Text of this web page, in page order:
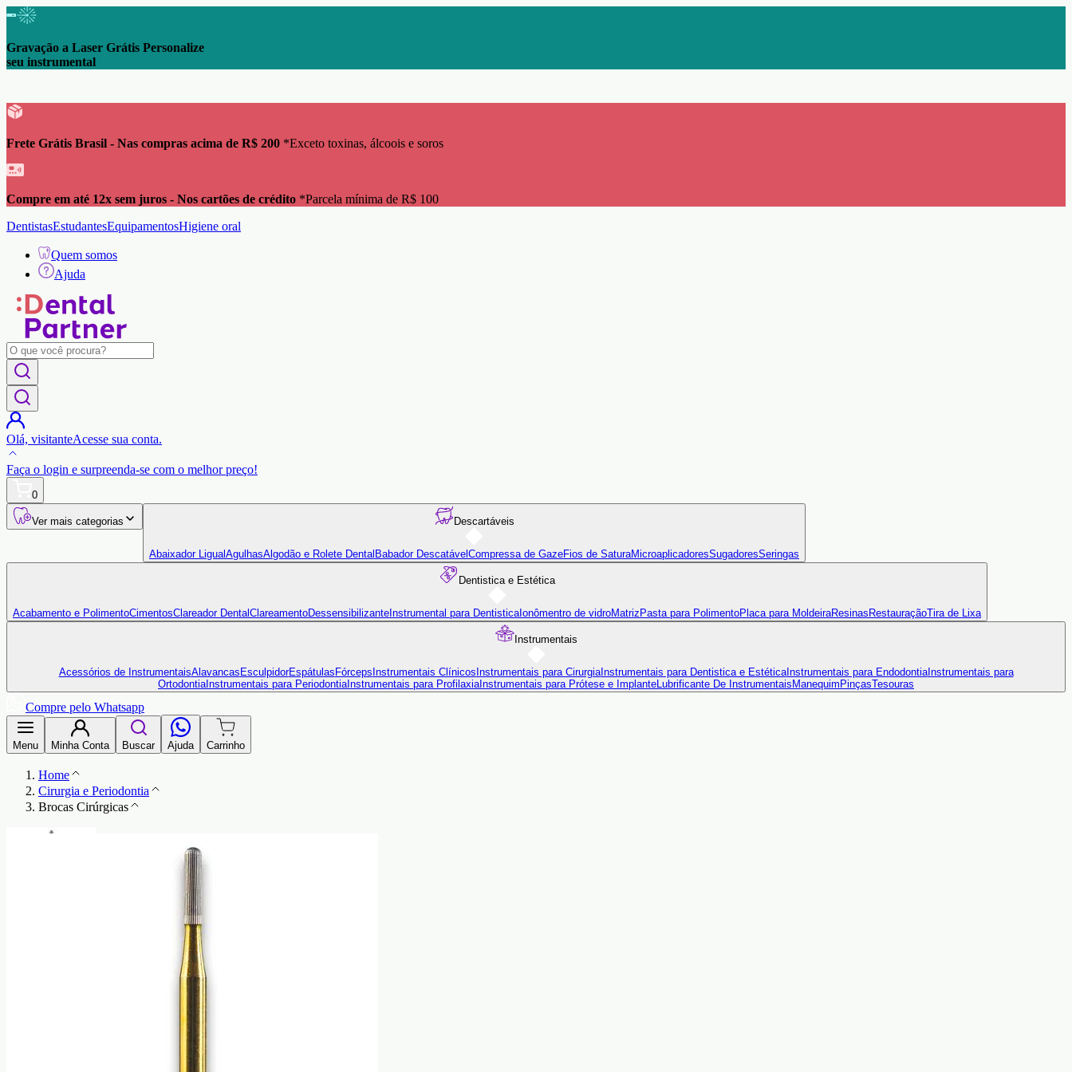
Gravação a Laser Grátis Personalize
seu instrumental
Frete Grátis Brasil - Nas compras acima de R$ 200 *Exceto toxinas, álcoois e soros
Compre em até 12x sem juros - Nos cartões de crédito *Parcela mínima de R$ 100
DentistasEstudantesEquipamentosHigiene oral
Quem somos
Ajuda
Olá, visitanteAcesse sua conta.
Faça o login e surpreenda-se com o melhor preço!
0
Ver mais categorias Descartáveis
Abaixador Ligual AgulhasAlgodão e Rolete Dental Babador Descatável Compressa de GazeFios de SaturaMicroaplicadoresSugadoresSeringas
Dentistica e Estética
Acabamento e PolimentoCimentosClareador Dental ClareamentoDessensibilizante Instrumental para Dentistica Ionômentro de vidroMatriz Pasta para PolimentoPlaca para MoldeiraResinas RestauraçãoTira de Lixa
Instrumentais
Acessórios de InstrumentaisAlavancas EsculpidorEspátulas Fórceps Instrumentais Clínicos Instrumentais para CirurgiaInstrumentais para Dentistica e EstéticaInstrumentais para EndodontiaInstrumentais para
Ortodontia Instrumentais para Periodontia Instrumentais para Profilaxia Instrumentais para Prótese e Implante Lubrificante De Instrumentais Manequim PinçasTesouras
Compre pelo Whatsapp
Menu Minha Conta Buscar Ajuda Carrinho
Home
Cirurgia e Periodontia
Brocas Cirúrgicas